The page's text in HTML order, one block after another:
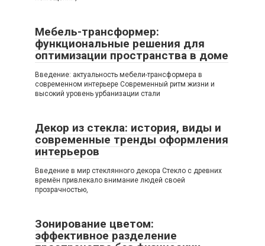
Мебель-трансформер:
функциональные решения для
оптимизации пространства в доме
Введение: актуальность мебели-трансформера в
современном интерьере Современный ритм жизни и
высокий уровень урбанизации стали
Декор из стекла: история, виды и
современные тренды оформления
интерьеров
Введение в мир стеклянного декора Стекло с древних
времён привлекало внимание людей своей
прозрачностью,
Зонирование цветом:
эффективное разделение